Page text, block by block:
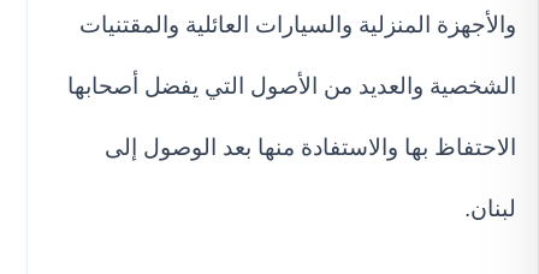
والأجهزة المنزلية والسيارات العائلية والمقتنيات
الشخصية والعديد من الأصول التي يفضل أصحابها
الاحتفاظ بها والاستفادة منها بعد الوصول إلى
لبنان.